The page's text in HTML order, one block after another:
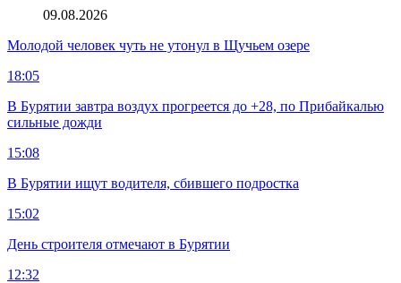
09.08.2026
Молодой человек чуть не утонул в Щучьем озере
18:05
В Бурятии завтра воздух прогреется до +28, по Прибайкалью
сильные дожди
15:08
В Бурятии ищут водителя, сбившего подростка
15:02
День строителя отмечают в Бурятии
12:32